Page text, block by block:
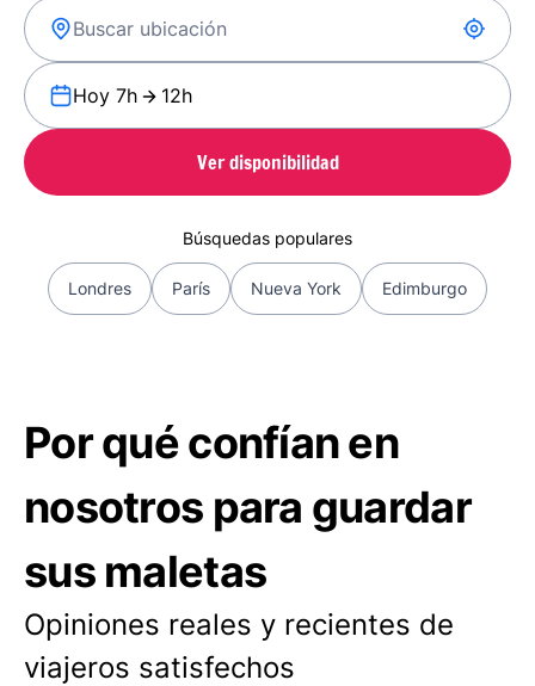
Hoy 7h 12h
Ver disponibilidad
Búsquedas populares
Londres París Nueva York Edimburgo
Por qué confían en
nosotros para guardar
sus maletas
Opiniones reales y recientes de
viajeros satisfechos